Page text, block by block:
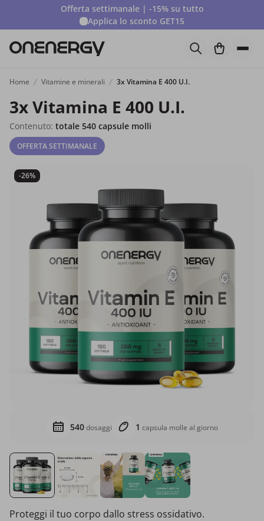
Offerta settimanale | -15% su tutto
Applica lo sconto GET15
Home Vitamine e minerali 3x Vitamina E 400 U.I.
3x Vitamina E 400 U.I.
Contenuto: totale 540 capsule molli
OFFERTA SETTIMANALE
-26%
540dosaggi 1 capsula molle al giorno
Proteggi il tuo corpo dallo stress ossidativo.